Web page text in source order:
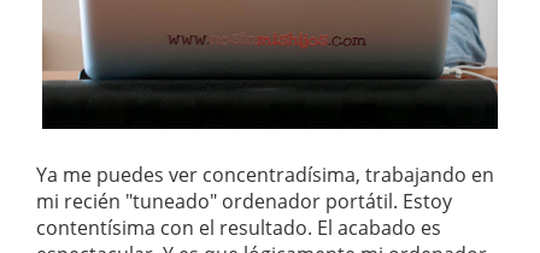
Ya me puedes ver concentradísima, trabajando en
mi recién "tuneado" ordenador portátil. Estoy
contentísima con el resultado. El acabado es